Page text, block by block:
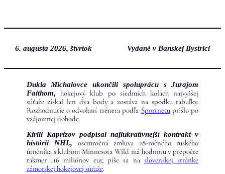
6. augusta 2026, štvrtok Vydané v Banskej Bystrici
Dukla Michalovce ukončili spoluprácu s Jurajom
Faithom,
hokejový klub po siedmich kolách najvyššej
súťaže získal len dva body a zostáva na spodku tabuľky.
Rozhodnutie o odvolaní trénera podľa Športnetu prišlo po
vzájomnej dohode.
Kirill Kaprizov podpísal najlukratívnejší kontrakt v
histórii NHL,
osemročná zmluva 28-ročného ruského
útočníka s klubom Minnesota Wild má hodnotu v prepočte
takmer 116 miliónov eur, píše sa na slovenskej stránke
zámorskej hokejovej súťaže.